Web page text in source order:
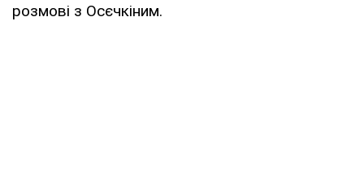
розмові з Осєчкіним.